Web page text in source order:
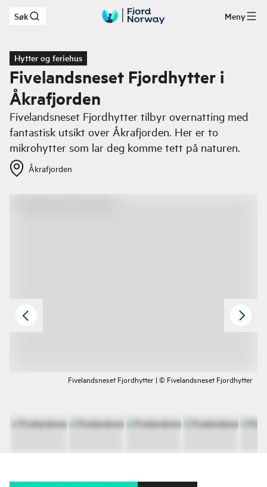
Hopp til hovedinnhold
Søk Meny
Hytter og feriehus
Fivelandsneset Fjordhytter i
Åkrafjorden
Fivelandsneset Fjordhytter tilbyr overnatting med
fantastisk utsikt over Åkrafjorden. Her er to
mikrohytter som lar deg komme tett på naturen.
Åkrafjorden
Fivelandsneset Fjordhytter | © Fivelandsneset Fjordhytter